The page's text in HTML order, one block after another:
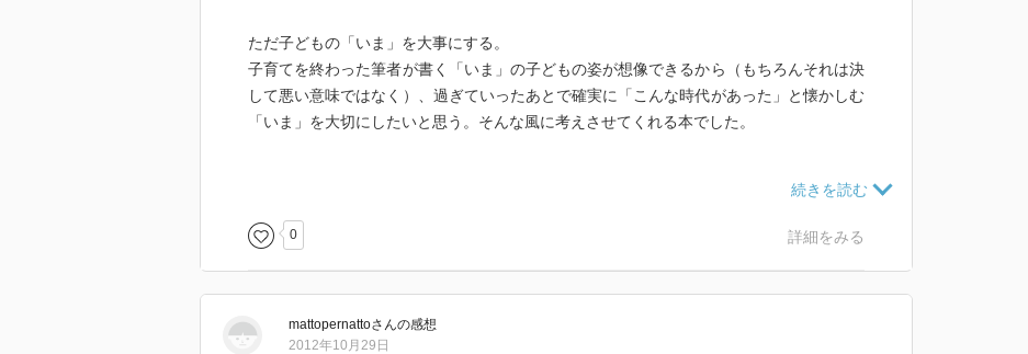
ただ子どもの「いま」を大事にする。
子育てを終わった筆者が書く「いま」の子どもの姿が想像できるから（もちろんそれは決
して悪い意味ではなく）、過ぎていったあとで確実に「こんな時代があった」と懐かしむ
「いま」を大切にしたいと思う。そんな風に考えさせてくれる本でした。
0 詳細をみる
mattopernattoさんの感想
2012年10月29日